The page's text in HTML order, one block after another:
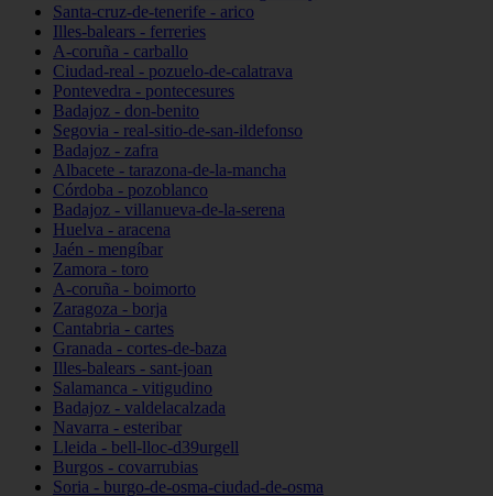
Santa-cruz-de-tenerife - arico
Illes-balears - ferreries
A-coruña - carballo
Ciudad-real - pozuelo-de-calatrava
Pontevedra - pontecesures
Badajoz - don-benito
Segovia - real-sitio-de-san-ildefonso
Badajoz - zafra
Albacete - tarazona-de-la-mancha
Córdoba - pozoblanco
Badajoz - villanueva-de-la-serena
Huelva - aracena
Jaén - mengíbar
Zamora - toro
A-coruña - boimorto
Zaragoza - borja
Cantabria - cartes
Granada - cortes-de-baza
Illes-balears - sant-joan
Salamanca - vitigudino
Badajoz - valdelacalzada
Navarra - esteribar
Lleida - bell-lloc-d39urgell
Burgos - covarrubias
Soria - burgo-de-osma-ciudad-de-osma